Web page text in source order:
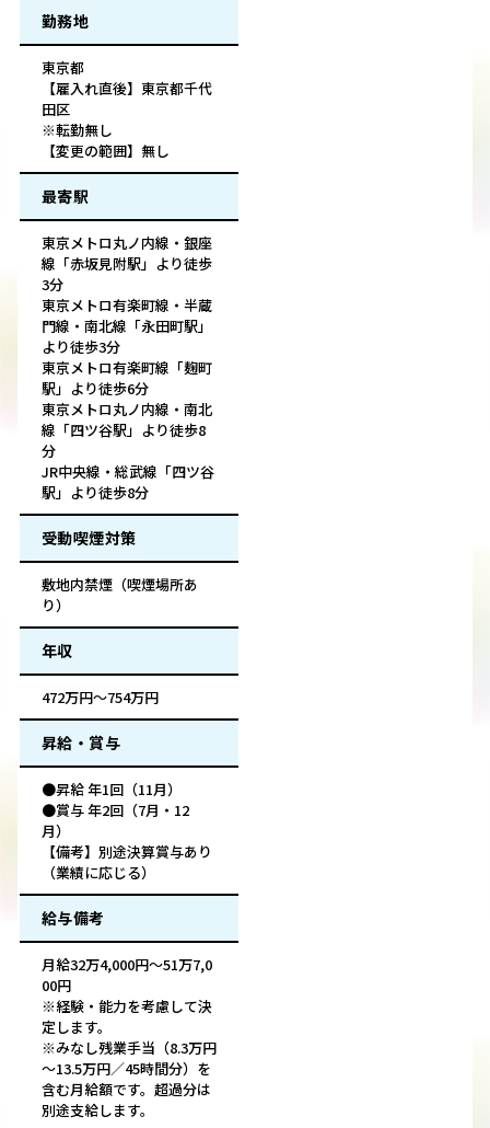
勤務地
東京都
【雇入れ直後】東京都千代
田区
※転勤無し
【変更の範囲】無し
最寄駅
東京メトロ丸ノ内線・銀座
線「赤坂見附駅」より徒歩
3分
東京メトロ有楽町線・半蔵
門線・南北線「永田町駅」
より徒歩3分
東京メトロ有楽町線「麹町
駅」より徒歩6分
東京メトロ丸ノ内線・南北
線「四ツ谷駅」より徒歩8
分
JR中央線・総武線「四ツ谷
駅」より徒歩8分
受動喫煙対策
敷地内禁煙（喫煙場所あ
り）
年収
472万円～754万円
昇給・賞与
●昇給 年1回（11月）
●賞与 年2回（7月・12
月）
【備考】別途決算賞与あり
（業績に応じる）
給与備考
月給32万4,000円～51万7,0
00円
※経験・能力を考慮して決
定します。
※みなし残業手当（8.3万円
～13.5万円／45時間分）を
含む月給額です。超過分は
別途支給します。